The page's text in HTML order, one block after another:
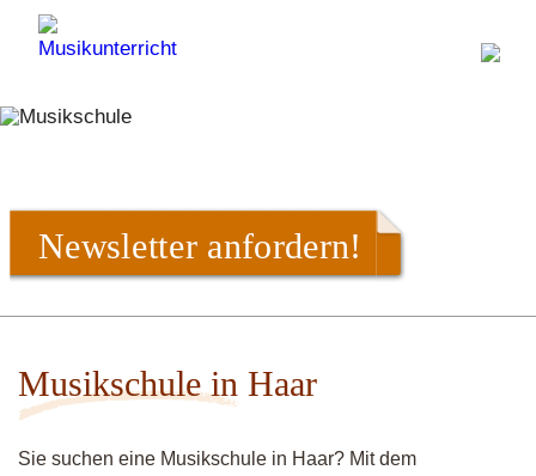
Newsletter anfordern!
Musikschule in Haar
Sie suchen eine Musikschule in Haar? Mit dem